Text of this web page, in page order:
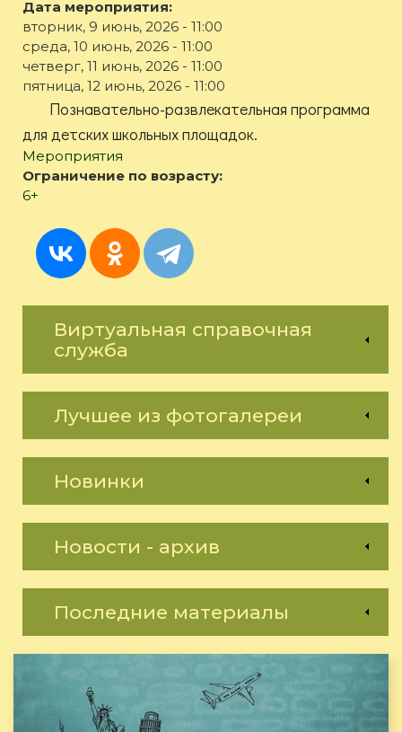
Дата мероприятия:
вторник, 9 июнь, 2026 - 11:00
среда, 10 июнь, 2026 - 11:00
четверг, 11 июнь, 2026 - 11:00
пятница, 12 июнь, 2026 - 11:00
Познавательно-развлекательная программа
для детских школьных площадок.
Мероприятия
Ограничение по возрасту:
6+
Виртуальная справочная
служба
Лучшее из фотогалереи
Новинки
Новости - архив
Последние материалы